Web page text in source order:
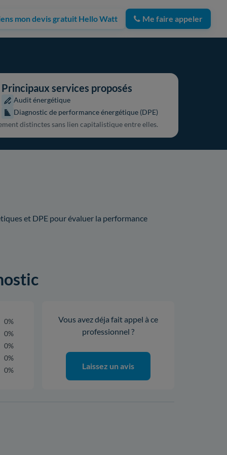
mon devis gratuit Hello Watt Me faire appeler
Principaux services proposés
Audit énergétique
Diagnostic de performance énergétique (DPE)
distinctes sans lien capitalistique entre elles.
et DPE pour évaluer la performance
0%
0%
0%
0%
0%
Vous avez déja fait appel à ce
professionnel ?
Laissez un avis